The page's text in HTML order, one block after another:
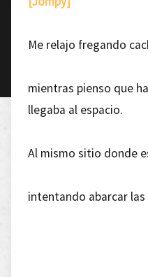
Me relajo fregando
mientras pienso que
llegaba al espacio.
Al mismo sitio donde
intentando abarcar